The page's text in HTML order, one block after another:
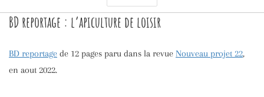
BD reportage : l’apiculture de loisir
BD reportage de 12 pages paru dans la revue Nouveau projet 22,
en aout 2022.